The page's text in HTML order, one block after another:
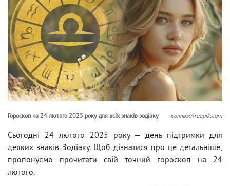
Гороскоп на 24 лютого 2025 року для всіх знаків зодіаку коллаж/freepik.com
Сьогодні 24 лютого 2025 року — день підтримки для
деяких знаків Зодіаку. Щоб дізнатися про це детальніше,
пропонуємо прочитати свій точний гороскоп на 24
лютого.